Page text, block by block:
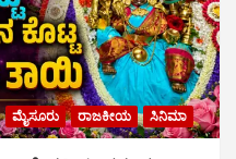
ಮೈಸೂರು ರಾಜಕೀಯ ಸಿನಿಮಾ